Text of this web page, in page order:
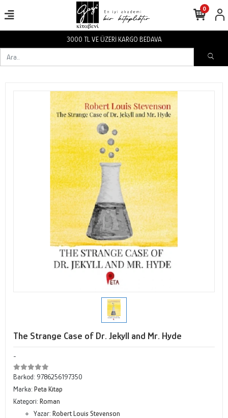
3000 TL VE ÜZERİ KARGO BEDAVA
0
The Strange Case of Dr. Jekyll and Mr. Hyde
-
Barkod: 9786256197350
Marka: Peta Kitap
Kategori: Roman
Yazar: Robert Louis Stevenson